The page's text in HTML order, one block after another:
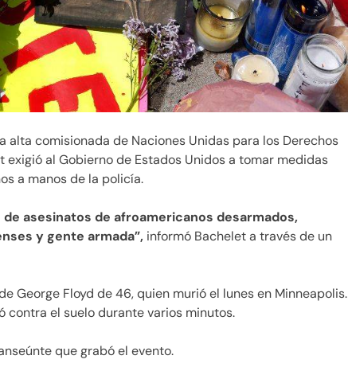
alta comisionada de Naciones Unidas para los Derechos
exigió al Gobierno de Estados Unidos a tomar medidas
a manos de la policía.
asesinatos de afroamericanos desarmados,
y gente armada”, informó Bachelet a través de un
George Floyd de 46, quien murió el lunes en Minneapolis.
contra el suelo durante varios minutos.
que grabó el evento.